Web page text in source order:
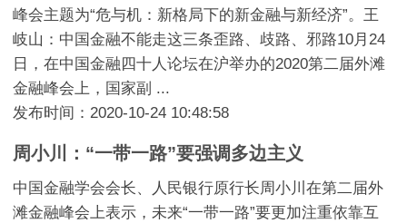
峰会主题为“危与机：新格局下的新金融与新经济”。王
岐山：中国金融不能走这三条歪路、歧路、邪路10月24
日，在中国金融四十人论坛在沪举办的2020第二届外滩
金融峰会上，国家副 ...
发布时间：2020-10-24 10:48:58
周小川：“一带一路”要强调多边主义
中国金融学会会长、人民银行原行长周小川在第二届外
滩金融峰会上表示，未来“一带一路”要更加注重依靠互